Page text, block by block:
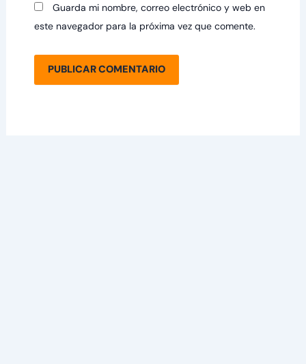
Guarda mi nombre, correo electrónico y web en
este navegador para la próxima vez que comente.